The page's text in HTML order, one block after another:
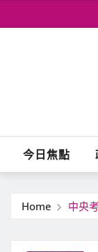
to
今日焦點
Home 中央